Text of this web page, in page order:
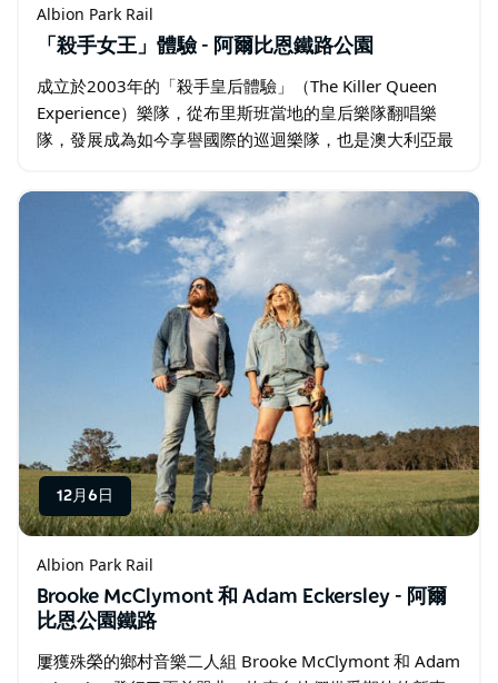
Albion Park Rail
「殺手女王」體驗 - 阿爾比恩鐵路公園
成立於2003年的「殺手皇后體驗」（The Killer Queen
Experience）樂隊，從布里斯班當地的皇后樂隊翻唱樂
隊，發展成為如今享譽國際的巡迴樂隊，也是澳大利亞最
職業生涯的巔峰。…
12月6日
Albion Park Rail
Brooke McClymont 和 Adam Eckersley - 阿爾
比恩公園鐵路
屢獲殊榮的鄉村音樂二人組 Brooke McClymont 和 Adam